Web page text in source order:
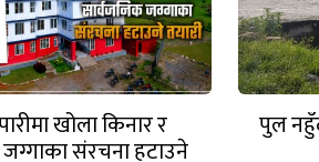
खोला किनार र
संरचना हटाउने
पुल